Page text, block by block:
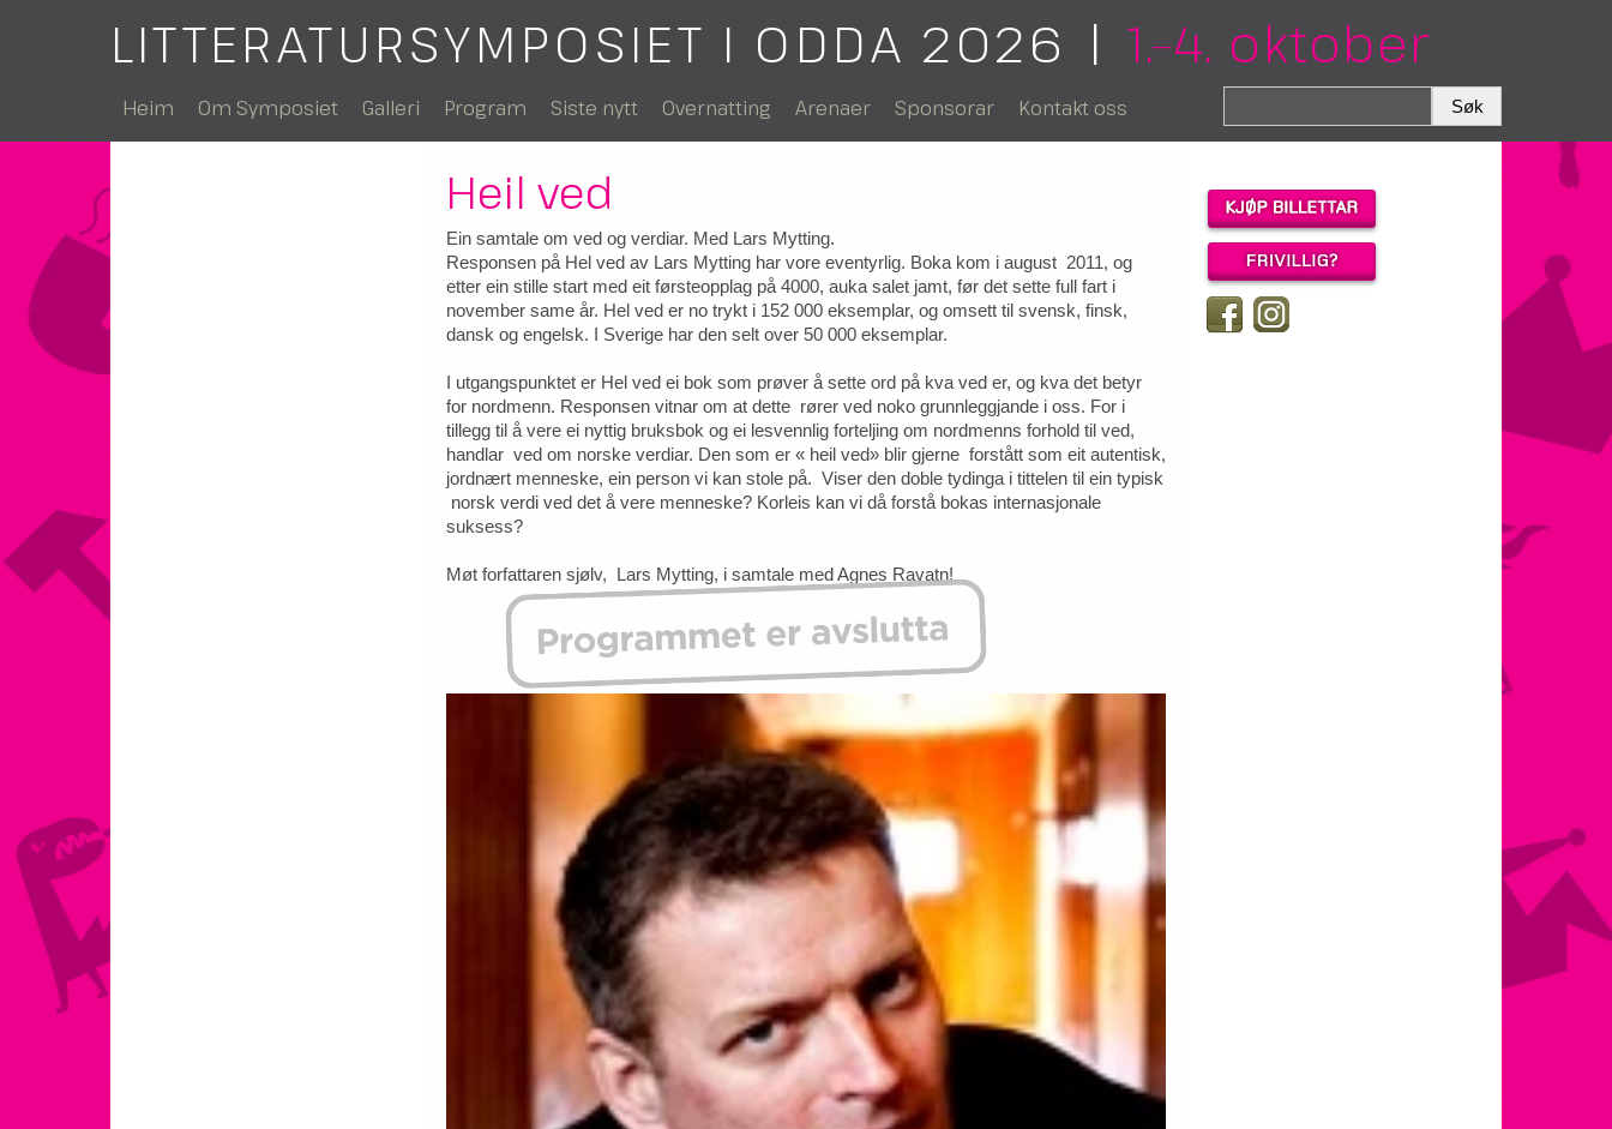
LITTERATURSYMPOSIET I ODDA 2026 | 1.–4. oktober
Heim Om Symposiet Galleri Program Siste nytt Overnatting Arenaer Sponsorar Kontakt oss
Heil ved
Ein samtale om ved og verdiar. Med Lars Mytting.
Responsen på Hel ved av Lars Mytting har vore eventyrlig. Boka kom i august 2011, og
etter ein stille start med eit førsteopplag på 4000, auka salet jamt, før det sette full fart i
november same år. Hel ved er no trykt i 152 000 eksemplar, og omsett til svensk, finsk,
dansk og engelsk. I Sverige har den selt over 50 000 eksemplar.
I utgangspunktet er Hel ved ei bok som prøver å sette ord på kva ved er, og kva det betyr
for nordmenn. Responsen vitnar om at dette rører ved noko grunnleggjande i oss. For i
tillegg til å vere ei nyttig bruksbok og ei lesvennlig forteljing om nordmenns forhold til ved,
handlar ved om norske verdiar. Den som er « heil ved» blir gjerne forstått som eit autentisk,
jordnært menneske, ein person vi kan stole på. Viser den doble tydinga i tittelen til ein typisk
norsk verdi ved det å vere menneske? Korleis kan vi då forstå bokas internasjonale
suksess?
Møt forfattaren sjølv, Lars Mytting, i samtale med Agnes Ravatn!